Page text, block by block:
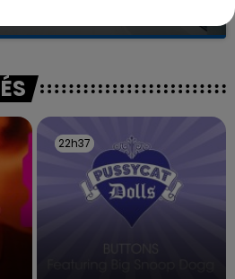
contre la clinique qui a
22h37
22h37